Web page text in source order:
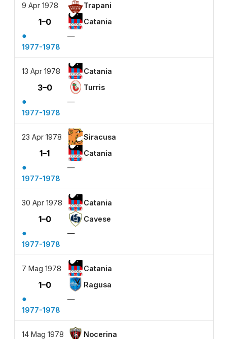
9 Apr 1978 Trapani
1–0 Catania
●
—
1977-1978
13 Apr 1978 Catania
3–0 Turris
●
—
1977-1978
23 Apr 1978 Siracusa
1–1 Catania
●
—
1977-1978
30 Apr 1978 Catania
1–0 Cavese
●
—
1977-1978
7 Mag 1978 Catania
1–0 Ragusa
●
—
1977-1978
14 Mag 1978 Nocerina